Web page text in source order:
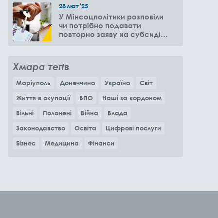
28лют'25
У Мінсоцполітики розповіли
чи потрібно подавати
повторно заяву на субсидію
Хмара тегів
Маріуполь Донеччина Україна
Світ
Життя в окупації
ВПО
Наші за кордоном
Вільні
Полонені Війна
Влада
Законодавство
Освіта
Цифрові послуги
Бізнес
Медицина Фінанси